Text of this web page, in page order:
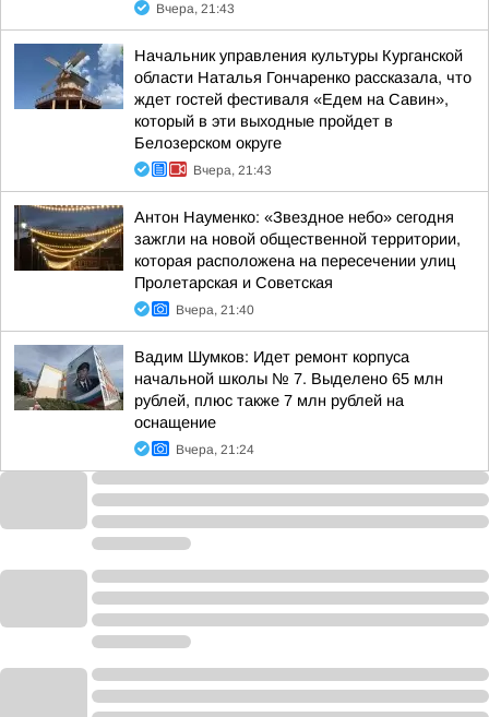
Вчера, 21:43
Начальник управления культуры Курганской
области Наталья Гончаренко рассказала, что
ждет гостей фестиваля «Едем на Савин»,
который в эти выходные пройдет в
Белозерском округе
Вчера, 21:43
Антон Науменко: «Звездное небо» сегодня
зажгли на новой общественной территории,
которая расположена на пересечении улиц
Пролетарская и Советская
Вчера, 21:40
Вадим Шумков: Идет ремонт корпуса
начальной школы № 7. Выделено 65 млн
рублей, плюс также 7 млн рублей на
оснащение
Вчера, 21:24